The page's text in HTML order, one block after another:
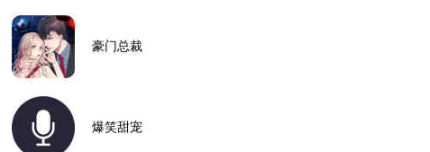
豪门总裁
爆笑甜宠